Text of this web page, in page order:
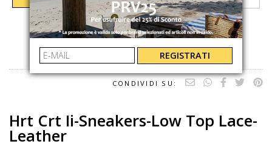
CONDIVIDI SU:
Hrt Crt Ii-Sneakers-Low Top Lace-
Leather
REGISTRATI